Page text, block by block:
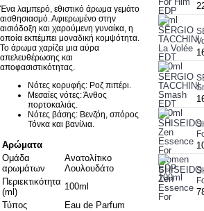
Ένα λαμπερό, εθιστικό άρωμα γεμάτο
αισθησιασμό. Αφιερωμένο στην
αισιόδοξη και χαρούμενη γυναίκα, η
οποία εκπέμπει μοναδική κομψότητα.
Το άρωμα χαρίζει μια αύρα
απελευθέρωσης και
αποφασιστικότητας.
Νότες κορυφής: Ροζ πιπέρι.
Μεσαίες νότες: Άνθος
πορτοκαλιάς.
Νότες βάσης: Βενζόη, σπόρος
Τόνκα και βανίλια.
Αρώματα
Ομάδα
αρωμάτων
Ανατολίτικο
Λουλουδάτο
Περιεκτικότητα
(ml)
100ml
Τύπος
Eau de Parfum